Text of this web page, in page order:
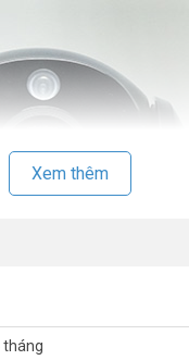
Xem thêm
tháng